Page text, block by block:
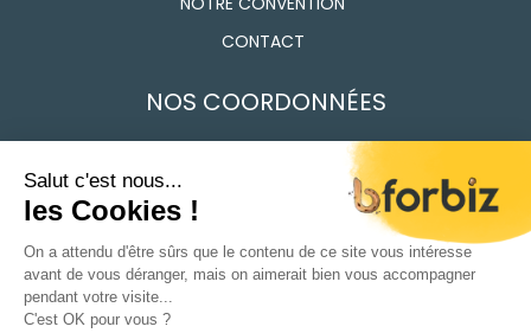
CONTACT
NOS COORDONNÉES
7 Route des Frères Lumière, 91160 Longjumeau
Du Lundi au vendredi 9h - 12h / 14h - 18h